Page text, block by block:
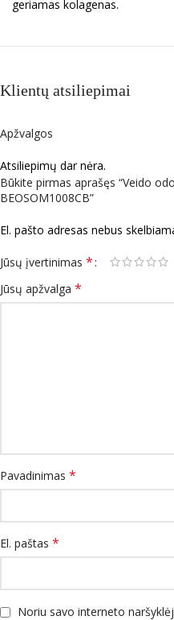
geriamas kolagenas.
Klientų atsiliepimai
Apžvalgos
Atsiliepimų dar nėra.
Būkite pirmas aprašęs “Veido
BEOSOM1008CB”
El. pašto adresas nebus
Jūsų įvertinimas *
Jūsų apžvalga *
Pavadinimas *
El. paštas *
Noriu savo interneto